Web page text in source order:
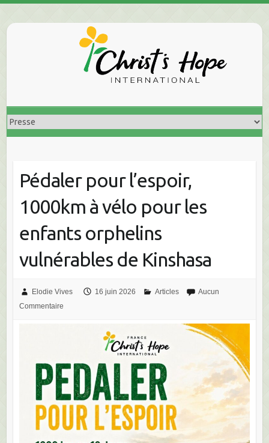
Pédaler pour l’espoir,
1000km à vélo pour les
enfants orphelins
vulnérables de Kinshasa
Elodie Vives 16 juin 2026 Articles
Aucun
Commentaire